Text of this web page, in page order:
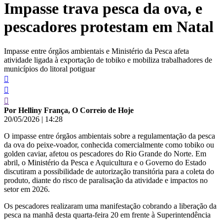
conteúdo
Impasse trava pesca da ova, e
pescadores protestam em Natal
Impasse entre órgãos ambientais e Ministério da Pesca afeta
atividade ligada à exportação de tobiko e mobiliza trabalhadores de
municípios do litoral potiguar
Por Helliny França, O Correio de Hoje
20/05/2026 | 14:28
O impasse entre órgãos ambientais sobre a regulamentação da pesca
da ova do peixe-voador, conhecida comercialmente como tobiko ou
golden caviar, afetou os pescadores do Rio Grande do Norte. Em
abril, o Ministério da Pesca e Aquicultura e o Governo do Estado
discutiram a possibilidade de autorização transitória para a coleta do
produto, diante do risco de paralisação da atividade e impactos no
setor em 2026.
Os pescadores realizaram uma manifestação cobrando a liberação da
pesca na manhã desta quarta-feira 20 em frente à Superintendência